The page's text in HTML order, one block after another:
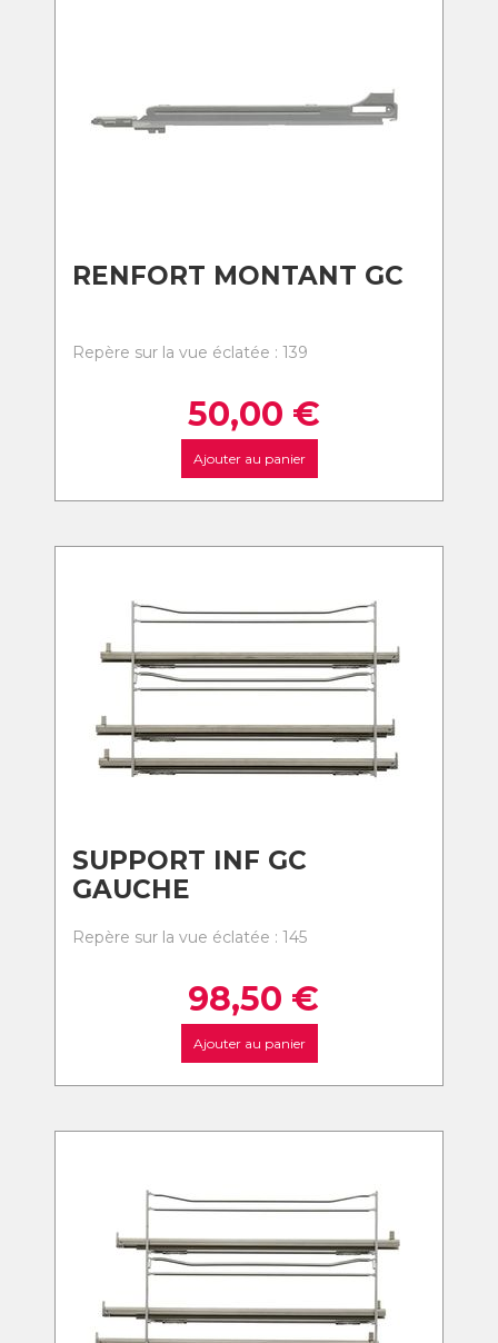
RENFORT MONTANT GC
Repère sur la vue éclatée : 139
50,00 €
Ajouter au panier
SUPPORT INF GC
GAUCHE
Repère sur la vue éclatée : 145
98,50 €
Ajouter au panier